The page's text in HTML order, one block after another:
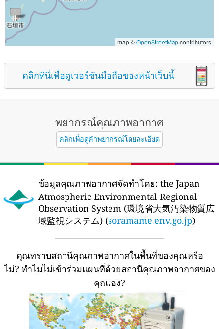
map ©OpenStreetMapcontributors
คลิกที่นี่เพื่อดูเวอร์ชันมือถือของหน้าเว็บนี้
พยากรณ์คุณภาพอากาศ
คลิกเพื่อดูคำพยากรณ์โดยละเอียด
ข้อมูลคุณภาพอากาศจัดทำโดย: the Japan
Atmospheric Environmental Regional
Observation System (環境省大気汚染物質広
域監視システム) (soramame.env.go.jp)
คุณทราบสถานีคุณภาพอากาศในพื้นที่ของคุณหรือ
ไม่? ทำไมไม่เข้าร่วมแผนที่ด้วยสถานีคุณภาพอากาศของ
คุณเอง?